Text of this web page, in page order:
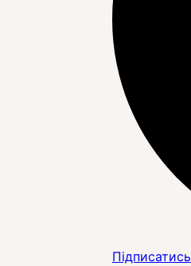
Підписатись